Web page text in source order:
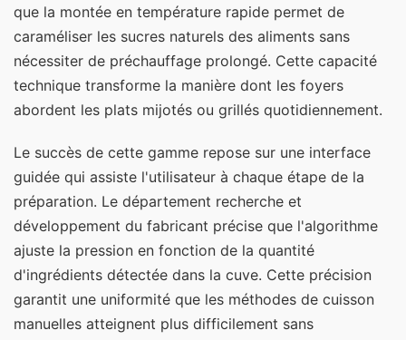
que la montée en température rapide permet de
caraméliser les sucres naturels des aliments sans
nécessiter de préchauffage prolongé. Cette capacité
technique transforme la manière dont les foyers
abordent les plats mijotés ou grillés quotidiennement.
Le succès de cette gamme repose sur une interface
guidée qui assiste l'utilisateur à chaque étape de la
préparation. Le département recherche et
développement du fabricant précise que l'algorithme
ajuste la pression en fonction de la quantité
d'ingrédients détectée dans la cuve. Cette précision
garantit une uniformité que les méthodes de cuisson
manuelles atteignent plus difficilement sans